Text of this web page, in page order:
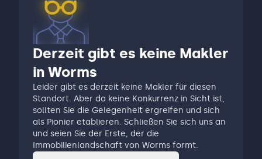
Derzeit gibt es keine Makler
in Worms
Leider gibt es derzeit keine Makler für diesen
Standort. Aber da keine Konkurrenz in Sicht ist,
sollten Sie die Gelegenheit ergreifen und sich
als Pionier etablieren. Schließen Sie sich uns an
und seien Sie der Erste, der die
Immobilienlandschaft von Worms formt.